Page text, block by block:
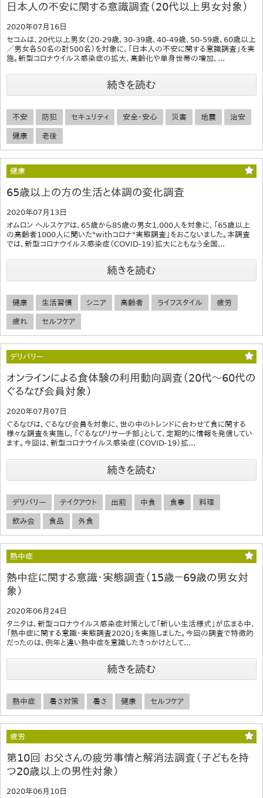
日本人の不安に関する意識調査（20代以上男女対象）
2020年07月16日
セコムは、20代以上男女（20-29歳、30-39歳、40-49歳、50-59歳、60歳以上
／男女各50名の計500名）を対象に、「日本人の不安に関する意識調査」を実
施。新型コロナウイルス感染症の拡大、高齢化や単身世帯の増加、...
続きを読む
不安 防犯 セキュリティ 安全・安心 災害 地震 治安
健康 老後
健康
65歳以上の方の生活と体調の変化調査
2020年07月13日
オムロン ヘルスケアは、65歳から85歳の男女1,000人を対象に、「65歳以上
の高齢者1000人に聞いた"withコロナ"実態調査」をおこないました。本調査
では、新型コロナウイルス感染症（COVID-19）拡大にともなう全国...
続きを読む
健康 生活習慣 シニア 高齢者 ライフスタイル 疲労
疲れ セルフケア
デリバリー
オンラインによる食体験の利用動向調査（20代～60代の
ぐるなび会員対象）
2020年07月07日
ぐるなびは、ぐるなび会員を対象に、世の中のトレンドに合わせて食に関する
様々な調査を実施し、「ぐるなびリサーチ部」として、定期的に情報を発信してい
ます。今回は、新型コロナウイルス感染症（COVID-19）拡...
続きを読む
デリバリー テイクアウト 出前 中食 食事 料理
飲み会 食品 外食
熱中症
熱中症に関する意識・実態調査（15歳－69歳の男女対
象）
2020年06月24日
タニタは、新型コロナウイルス感染症対策として「新しい生活様式」が広まる中、
「熱中症に関する意識・実態調査2020」を実施しました。今回の調査で特徴的
だったのは、例年と違い熱中症を意識したきっかけとして...
続きを読む
熱中症 暑さ対策 暑さ 健康 セルフケア
疲労
第10回 お父さんの疲労事情と解消法調査（子どもを持
つ20歳以上の男性対象）
2020年06月10日